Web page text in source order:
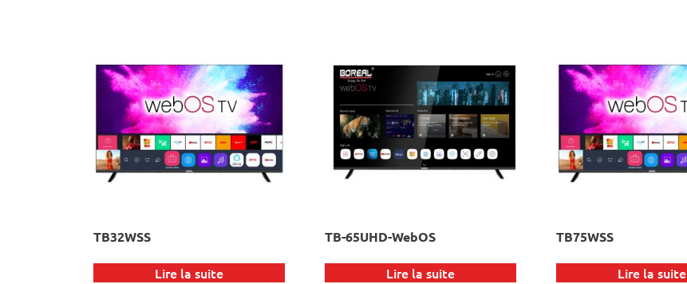
TB32WSS
Lire la suite
TB-65UHD-WebOS
Lire la suite
TB75WSS
Lire la suite